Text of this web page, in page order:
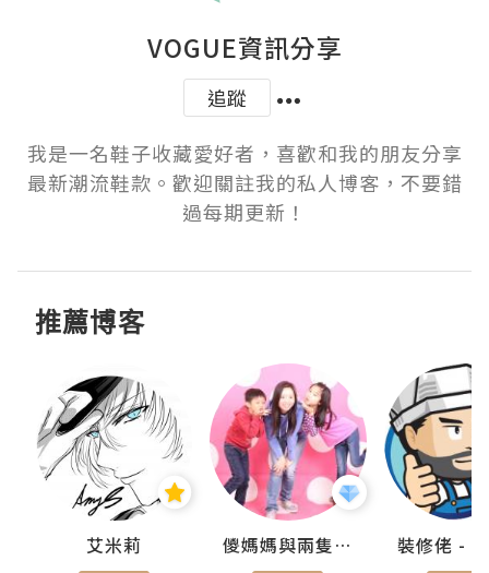
VOGUE資訊分享
追蹤
我是一名鞋子收藏愛好者，喜歡和我的朋友分享
最新潮流鞋款。歡迎關註我的私人博客，不要錯
過每期更新！
推薦博客
艾米莉 儍媽媽與兩隻小魔怪之家